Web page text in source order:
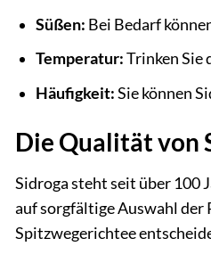
Süßen: Bei Bedarf
Temperatur:Trinken Sie
Häufigkeit:Sie können
Die Qualität von
Sidroga steht seit über 100
auf sorgfältige Auswahl
Spitzwegerichtee